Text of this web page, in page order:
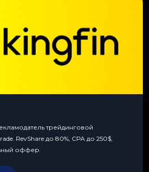
трейдинговой
RevShare до 80%, CPA до 250$,
оффер.